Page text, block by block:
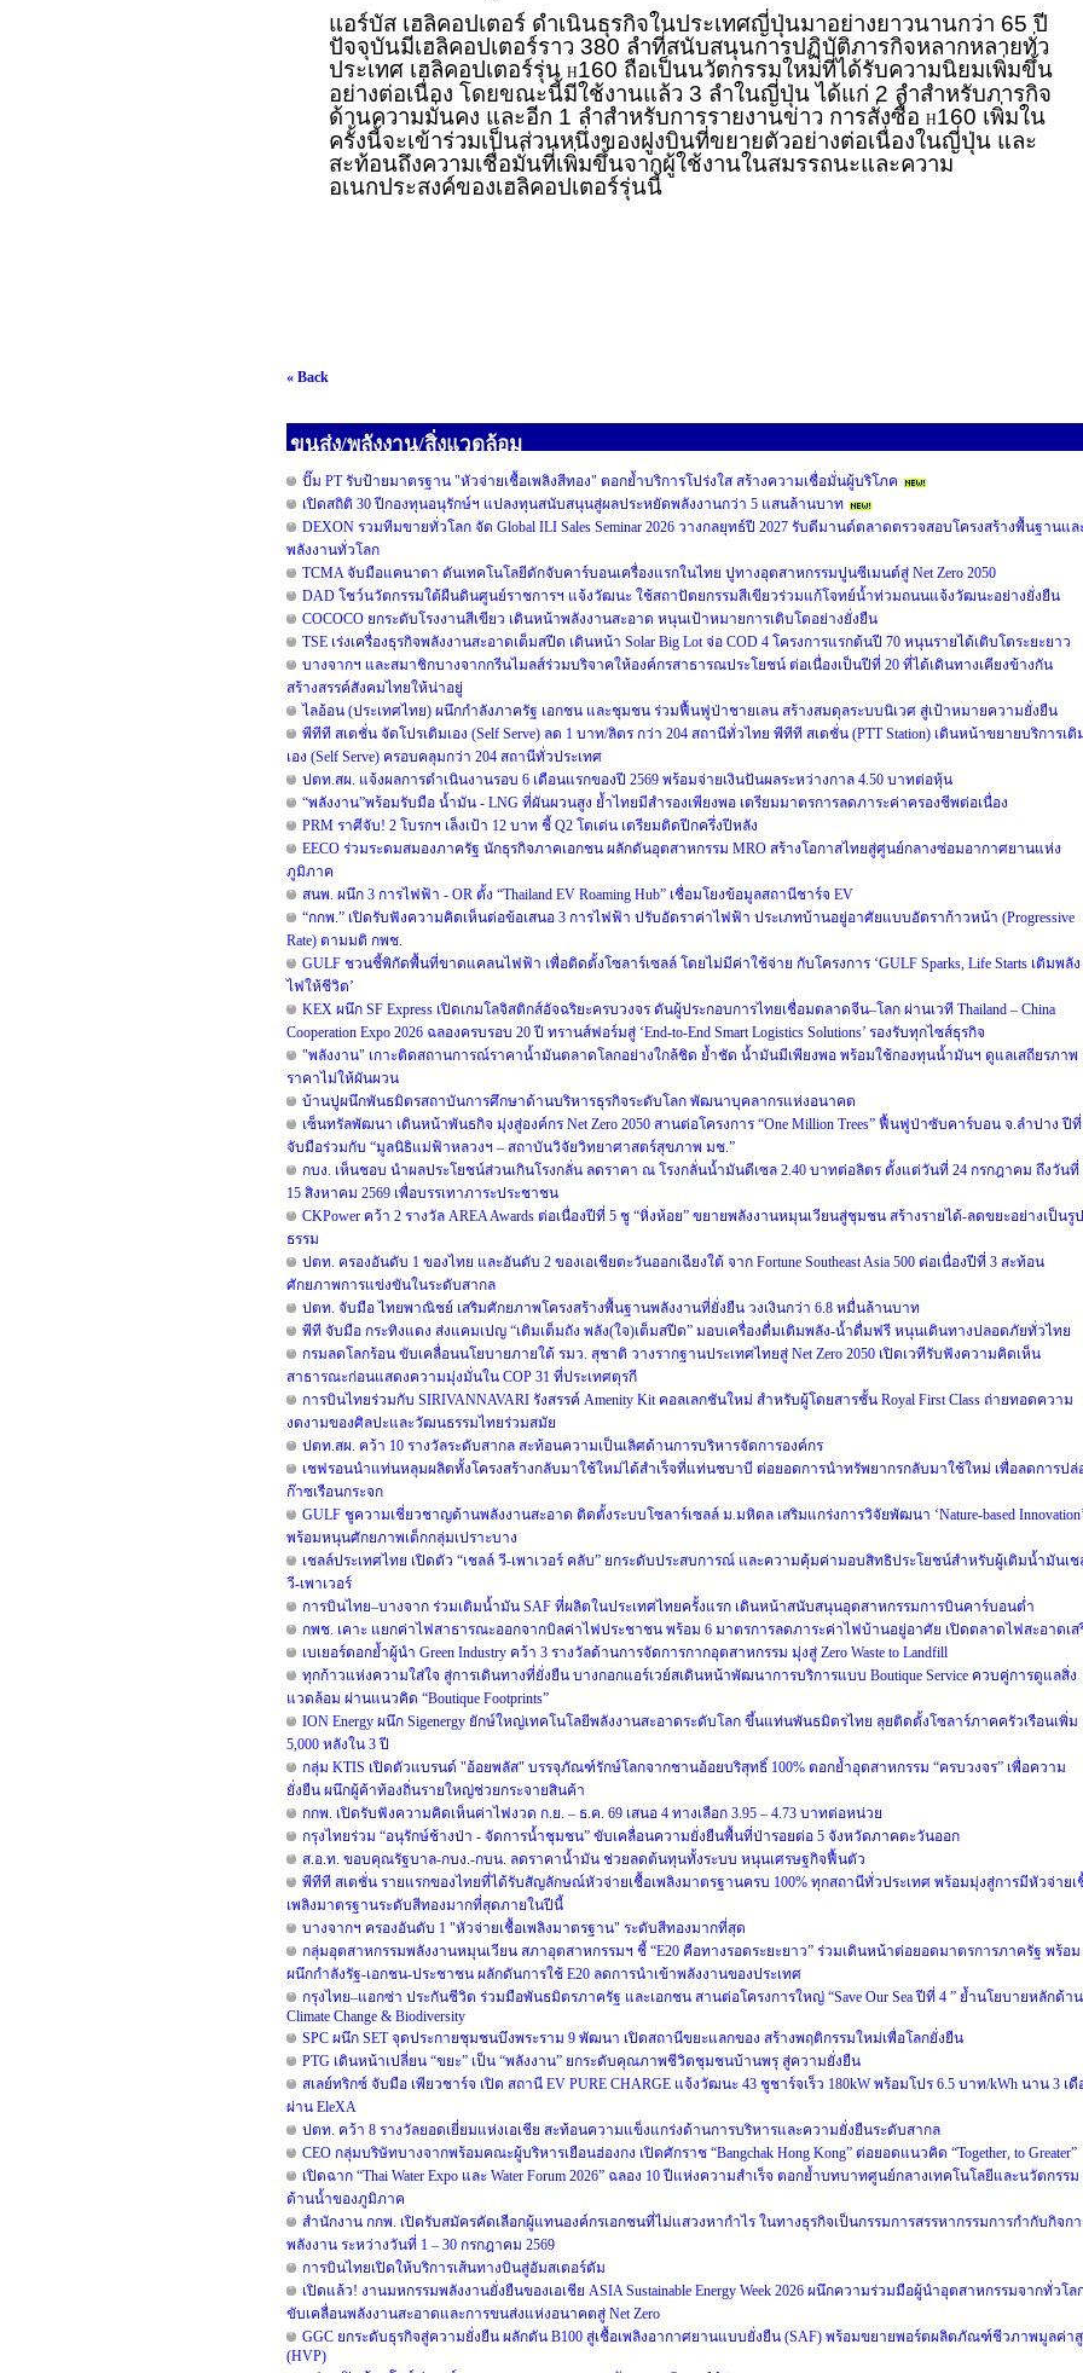
แอร์บัส เฮลิคอปเตอร์ ดำเนินธุรกิจในประเทศญี่ปุ่นมาอย่างยาวนานกว่า 65 ปี
ปัจจุบันมีเฮลิคอปเตอร์ราว 380 ลำที่สนับสนุนการปฏิบัติภารกิจหลากหลายทั่ว
ประเทศ เฮลิคอปเตอร์รุ่น H160 ถือเป็นนวัตกรรมใหม่ที่ได้รับความนิยมเพิ่มขึ้น
อย่างต่อเนื่อง โดยขณะนี้มีใช้งานแล้ว 3 ลำในญี่ปุ่น ได้แก่ 2 ลำสำหรับภารกิจ
ด้านความมั่นคง และอีก 1 ลำสำหรับการรายงานข่าว การสั่งซื้อ H160 เพิ่มใน
ครั้งนี้จะเข้าร่วมเป็นส่วนหนึ่งของฝูงบินที่ขยายตัวอย่างต่อเนื่องในญี่ปุ่น และ
สะท้อนถึงความเชื่อมั่นที่เพิ่มขึ้นจากผู้ใช้งานในสมรรถนะและความ
อเนกประสงค์ของเฮลิคอปเตอร์รุ่นนี้
« Back
ขนส่ง/พลังงาน/สิ่งแวดล้อม
ปั๊ม PT รับป้ายมาตรฐาน "หัวจ่ายเชื้อเพลิงสีทอง" ตอกย้ำบริการโปร่งใส สร้างความเชื่อมั่นผู้บริโภค
เปิดสถิติ 30 ปีกองทุนอนุรักษ์ฯ แปลงทุนสนับสนุนสู่ผลประหยัดพลังงานกว่า 5 แสนล้านบาท
DEXON รวมทีมขายทั่วโลก จัด Global ILI Sales Seminar 2026 วางกลยุทธ์ปี 2027 รับดีมานด์ตลาดตรวจสอบโครงสร้างพื้นฐานแล
พลังงานทั่วโลก
TCMA จับมือแคนาดา ดันเทคโนโลยีดักจับคาร์บอนเครื่องแรกในไทย ปูทางอุตสาหกรรมปูนซีเมนต์สู่ Net Zero 2050
DAD โชว์นวัตกรรมใต้ผืนดินศูนย์ราชการฯ แจ้งวัฒนะ ใช้สถาปัตยกรรมสีเขียวร่วมแก้โจทย์น้ำท่วมถนนแจ้งวัฒนะอย่างยั่งยืน
COCOCO ยกระดับโรงงานสีเขียว เดินหน้าพลังงานสะอาด หนุนเป้าหมายการเติบโตอย่างยั่งยืน
TSE เร่งเครื่องธุรกิจพลังงานสะอาดเต็มสปีด เดินหน้า Solar Big Lot จ่อ COD 4 โครงการแรกต้นปี 70 หนุนรายได้เติบโตระยะยาว
บางจากฯ และสมาชิกบางจากกรีนไมลส์ร่วมบริจาคให้องค์กรสาธารณประโยชน์ ต่อเนื่องเป็นปีที่ 20 ที่ได้เดินทางเคียงข้างกัน
สร้างสรรค์สังคมไทยให้น่าอยู่
ไลอ้อน (ประเทศไทย) ผนึกกำลังภาครัฐ เอกชน และชุมชน ร่วมฟื้นฟูป่าชายเลน สร้างสมดุลระบบนิเวศ สู่เป้าหมายความยั่งยืน
พีทีที สเตชั่น จัดโปรเติมเอง (Self Serve) ลด 1 บาท/ลิตร กว่า 204 สถานีทั่วไทย พีทีที สเตชั่น (PTT Station) เดินหน้าขยายบริการเติ
เอง (Self Serve) ครอบคลุมกว่า 204 สถานีทั่วประเทศ
ปตท.สผ. แจ้งผลการดำเนินงานรอบ 6 เดือนแรกของปี 2569 พร้อมจ่ายเงินปันผลระหว่างกาล 4.50 บาทต่อหุ้น
“พลังงาน”พร้อมรับมือ น้ำมัน - LNG ที่ผันผวนสูง ย้ำไทยมีสำรองเพียงพอ เตรียมมาตรการลดภาระค่าครองชีพต่อเนื่อง
PRM ราศีจับ! 2 โบรกฯ เล็งเป้า 12 บาท ชี้ Q2 โตเด่น เตรียมติดปีกครึ่งปีหลัง
EECO ร่วมระดมสมองภาครัฐ นักธุรกิจภาคเอกชน ผลักดันอุตสาหกรรม MRO สร้างโอกาสไทยสู่ศูนย์กลางซ่อมอากาศยานแห่ง
ภูมิภาค
สนพ. ผนึก 3 การไฟฟ้า - OR ตั้ง “Thailand EV Roaming Hub” เชื่อมโยงข้อมูลสถานีชาร์จ EV
“กกพ.” เปิดรับฟังความคิดเห็นต่อข้อเสนอ 3 การไฟฟ้า ปรับอัตราค่าไฟฟ้า ประเภทบ้านอยู่อาศัยแบบอัตราก้าวหน้า (Progressive
Rate) ตามมติ กพช.
GULF ชวนชี้พิกัดพื้นที่ขาดแคลนไฟฟ้า เพื่อติดตั้งโซลาร์เซลล์ โดยไม่มีค่าใช้จ่าย กับโครงการ ‘GULF Sparks, Life Starts เติมพลัง
ไฟให้ชีวิต’
KEX ผนึก SF Express เปิดเกมโลจิสติกส์อัจฉริยะครบวงจร ดันผู้ประกอบการไทยเชื่อมตลาดจีน–โลก ผ่านเวที Thailand – China
Cooperation Expo 2026 ฉลองครบรอบ 20 ปี ทรานส์ฟอร์มสู่ ‘End-to-End Smart Logistics Solutions’ รองรับทุกไซส์ธุรกิจ
"พลังงาน" เกาะติดสถานการณ์ราคาน้ำมันตลาดโลกอย่างใกล้ชิด ย้ำชัด น้ำมันมีเพียงพอ พร้อมใช้กองทุนน้ำมันฯ ดูแลเสถียรภาพ
ราคาไม่ให้ผันผวน
บ้านปูผนึกพันธมิตรสถาบันการศึกษาด้านบริหารธุรกิจระดับโลก พัฒนาบุคลากรแห่งอนาคต
เซ็นทรัลพัฒนา เดินหน้าพันธกิจ มุ่งสู่องค์กร Net Zero 2050 สานต่อโครงการ “One Million Trees” ฟื้นฟูป่าซับคาร์บอน จ.ลำปาง ปีที่
จับมือร่วมกับ “มูลนิธิแม่ฟ้าหลวงฯ – สถาบันวิจัยวิทยาศาสตร์สุขภาพ มช.”
กบง. เห็นชอบ นำผลประโยชน์ส่วนเกินโรงกลั่น ลดราคา ณ โรงกลั่นน้ำมันดีเซล 2.40 บาทต่อลิตร ตั้งแต่วันที่ 24 กรกฎาคม ถึงวันที่
15 สิงหาคม 2569 เพื่อบรรเทาภาระประชาชน
CKPower คว้า 2 รางวัล AREA Awards ต่อเนื่องปีที่ 5 ชู “หิ่งห้อย” ขยายพลังงานหมุนเวียนสู่ชุมชน สร้างรายได้-ลดขยะอย่างเป็นรูป
ธรรม
ปตท. ครองอันดับ 1 ของไทย และอันดับ 2 ของเอเชียตะวันออกเฉียงใต้ จาก Fortune Southeast Asia 500 ต่อเนื่องปีที่ 3 สะท้อน
ศักยภาพการแข่งขันในระดับสากล
ปตท. จับมือ ไทยพาณิชย์ เสริมศักยภาพโครงสร้างพื้นฐานพลังงานที่ยั่งยืน วงเงินกว่า 6.8 หมื่นล้านบาท
พีที จับมือ กระทิงแดง ส่งแคมเปญ “เติมเต็มถัง พลัง(ใจ)เต็มสปีด” มอบเครื่องดื่มเติมพลัง-น้ำดื่มฟรี หนุนเดินทางปลอดภัยทั่วไทย
กรมลดโลกร้อน ขับเคลื่อนนโยบายภายใต้ รมว. สุชาติ วางรากฐานประเทศไทยสู่ Net Zero 2050 เปิดเวทีรับฟังความคิดเห็น
สาธารณะก่อนแสดงความมุ่งมั่นใน COP 31 ที่ประเทศตุรกี
การบินไทยร่วมกับ SIRIVANNAVARI รังสรรค์ Amenity Kit คอลเลกชันใหม่ สำหรับผู้โดยสารชั้น Royal First Class ถ่ายทอดความ
งดงามของศิลปะและวัฒนธรรมไทยร่วมสมัย
ปตท.สผ. คว้า 10 รางวัลระดับสากล สะท้อนความเป็นเลิศด้านการบริหารจัดการองค์กร
เชฟรอนนำแท่นหลุมผลิตทั้งโครงสร้างกลับมาใช้ใหม่ได้สำเร็จที่แท่นชบาบี ต่อยอดการนำทรัพยากรกลับมาใช้ใหม่ เพื่อลดการปล่
ก๊าซเรือนกระจก
GULF ชูความเชี่ยวชาญด้านพลังงานสะอาด ติดตั้งระบบโซลาร์เซลล์ ม.มหิดล เสริมแกร่งการวิจัยพัฒนา ‘Nature-based Innovation’
พร้อมหนุนศักยภาพเด็กกลุ่มเปราะบาง
เชลล์ประเทศไทย เปิดตัว “เชลล์ วี-เพาเวอร์ คลับ” ยกระดับประสบการณ์ และความคุ้มค่ามอบสิทธิประโยชน์สำหรับผู้เติมน้ำมันเช
วี-เพาเวอร์
การบินไทย–บางจาก ร่วมเติมน้ำมัน SAF ที่ผลิตในประเทศไทยครั้งแรก เดินหน้าสนับสนุนอุตสาหกรรมการบินคาร์บอนต่ำ
กพช. เคาะ แยกค่าไฟสาธารณะออกจากบิลค่าไฟประชาชน พร้อม 6 มาตรการลดภาระค่าไฟบ้านอยู่อาศัย เปิดตลาดไฟสะอาดเส
เบเยอร์ตอกย้ำผู้นำ Green Industry คว้า 3 รางวัลด้านการจัดการกากอุตสาหกรรม มุ่งสู่ Zero Waste to Landfill
ทุกก้าวแห่งความใส่ใจ สู่การเดินทางที่ยั่งยืน บางกอกแอร์เวย์สเดินหน้าพัฒนาการบริการแบบ Boutique Service ควบคู่การดูแลสิ่ง
แวดล้อม ผ่านแนวคิด “Boutique Footprints”
ION Energy ผนึก Sigenergy ยักษ์ใหญ่เทคโนโลยีพลังงานสะอาดระดับโลก ขึ้นแท่นพันธมิตรไทย ลุยติดตั้งโซลาร์ภาคครัวเรือนเพิ่ม
5,000 หลังใน 3 ปี
กลุ่ม KTIS เปิดตัวแบรนด์ "อ้อยพลัส" บรรจุภัณฑ์รักษ์โลกจากชานอ้อยบริสุทธิ์ 100% ตอกย้ำอุตสาหกรรม “ครบวงจร” เพื่อความ
ยั่งยืน ผนึกผู้ค้าท้องถิ่นรายใหญ่ช่วยกระจายสินค้า
กกพ. เปิดรับฟังความคิดเห็นค่าไฟงวด ก.ย. – ธ.ค. 69 เสนอ 4 ทางเลือก 3.95 – 4.73 บาทต่อหน่วย
กรุงไทยร่วม “อนุรักษ์ช้างป่า - จัดการน้ำชุมชน” ขับเคลื่อนความยั่งยืนพื้นที่ป่ารอยต่อ 5 จังหวัดภาคตะวันออก
ส.อ.ท. ขอบคุณรัฐบาล-กบง.-กบน. ลดราคาน้ำมัน ช่วยลดต้นทุนทั้งระบบ หนุนเศรษฐกิจฟื้นตัว
พีทีที สเตชั่น รายแรกของไทยที่ได้รับสัญลักษณ์หัวจ่ายเชื้อเพลิงมาตรฐานครบ 100% ทุกสถานีทั่วประเทศ พร้อมมุ่งสู่การมีหัวจ่ายเ
เพลิงมาตรฐานระดับสีทองมากที่สุดภายในปีนี้
บางจากฯ ครองอันดับ 1 "หัวจ่ายเชื้อเพลิงมาตรฐาน" ระดับสีทองมากที่สุด
กลุ่มอุตสาหกรรมพลังงานหมุนเวียน สภาอุตสาหกรรมฯ ชี้ “E20 คือทางรอดระยะยาว” ร่วมเดินหน้าต่อยอดมาตรการภาครัฐ พร้อม
ผนึกกำลังรัฐ-เอกชน-ประชาชน ผลักดันการใช้ E20 ลดการนำเข้าพลังงานของประเทศ
กรุงไทย–แอกซ่า ประกันชีวิต ร่วมมือพันธมิตรภาครัฐ และเอกชน สานต่อโครงการใหญ่ “Save Our Sea ปีที่ 4 ” ย้ำนโยบายหลักด้าน
Climate Change & Biodiversity
SPC ผนึก SET จุดประกายชุมชนบึงพระราม 9 พัฒนา เปิดสถานีขยะแลกของ สร้างพฤติกรรมใหม่เพื่อโลกยั่งยืน
PTG เดินหน้าเปลี่ยน “ขยะ” เป็น “พลังงาน” ยกระดับคุณภาพชีวิตชุมชนบ้านพรุ สู่ความยั่งยืน
สเลย์ทริกซ์ จับมือ เพียวชาร์จ เปิด สถานี EV PURE CHARGE แจ้งวัฒนะ 43 ชูชาร์จเร็ว 180kW พร้อมโปร 6.5 บาท/kWh นาน 3 เดื
ผ่าน EleXA
ปตท. คว้า 8 รางวัลยอดเยี่ยมแห่งเอเชีย สะท้อนความแข็งแกร่งด้านการบริหารและความยั่งยืนระดับสากล
CEO กลุ่มบริษัทบางจากพร้อมคณะผู้บริหารเยือนฮ่องกง เปิดศักราช “Bangchak Hong Kong” ต่อยอดแนวคิด “Together, to Greater”
เปิดฉาก “Thai Water Expo และ Water Forum 2026” ฉลอง 10 ปีแห่งความสำเร็จ ตอกย้ำบทบาทศูนย์กลางเทคโนโลยีและนวัตกรรม
ด้านน้ำของภูมิภาค
สำนักงาน กกพ. เปิดรับสมัครคัดเลือกผู้แทนองค์กรเอกชนที่ไม่แสวงหากำไร ในทางธุรกิจเป็นกรรมการสรรหากรรมการกำกับกิจก
พลังงาน ระหว่างวันที่ 1 – 30 กรกฎาคม 2569
การบินไทยเปิดให้บริการเส้นทางบินสู่อัมสเตอร์ดัม
เปิดแล้ว! งานมหกรรมพลังงานยั่งยืนของเอเชีย ASIA Sustainable Energy Week 2026 ผนึกความร่วมมือผู้นำอุตสาหกรรมจากทั่วโล
ขับเคลื่อนพลังงานสะอาดและการขนส่งแห่งอนาคตสู่ Net Zero
GGC ยกระดับธุรกิจสู่ความยั่งยืน ผลักดัน B100 สู่เชื้อเพลิงอากาศยานแบบยั่งยืน (SAF) พร้อมขยายพอร์ตผลิตภัณฑ์ชีวภาพมูลค่า
(HVP)